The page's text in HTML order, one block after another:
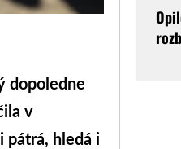
dopoledne
v
pátrá, hledá i